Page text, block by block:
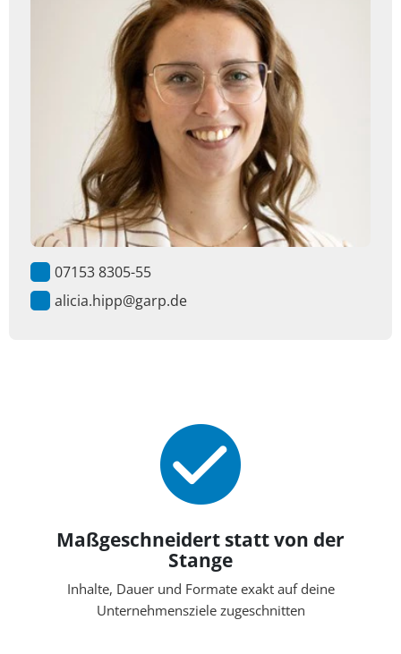
07153 8305-55
alicia.hipp@garp.de
Maßgeschneidert statt von der
Stange
Inhalte, Dauer und Formate exakt auf deine
Unternehmensziele zugeschnitten